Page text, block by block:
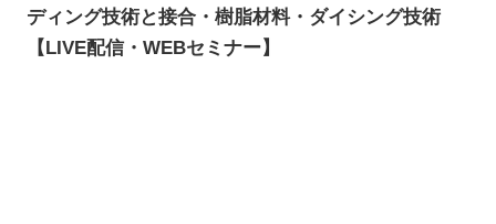
ディング技術と接合・樹脂材料・ダイシング技術
【LIVE配信・WEBセミナー】